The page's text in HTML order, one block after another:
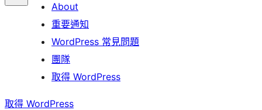
About
重要通知
WordPress 常見問題
團隊
取得 WordPress
取得 WordPress